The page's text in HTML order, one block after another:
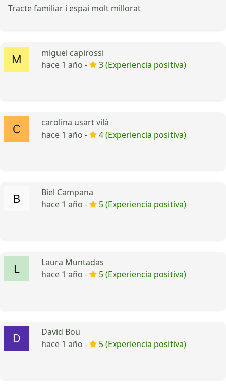
Tracte familiar i espai molt millorat
miguel capirossi
hace 1 año -
3 (Experiencia positiva)
carolina usart vilà
hace 1 año -
4 (Experiencia positiva)
Biel Campana
hace 1 año -
5 (Experiencia positiva)
Laura Muntadas
hace 1 año -
5 (Experiencia positiva)
David Bou
hace 1 año -
5 (Experiencia positiva)